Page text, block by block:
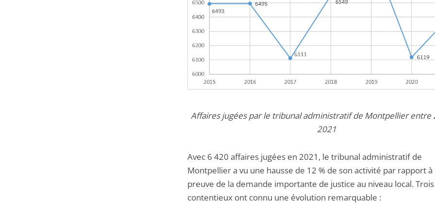
Affaires jugées par le tribunal administratif de Montpellier entre
2021
Avec 6 420 affaires jugées en 2021, le tribunal administratif de
Montpellier a vu une hausse de 12 % de son activité par rapport à
preuve de la demande importante de justice au niveau local. Trois
contentieux ont connu une évolution remarquable :